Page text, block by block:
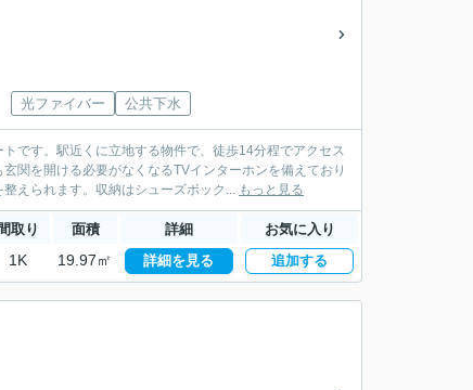
光ファイバー 公共下水
です。駅近くに立地する物件で、徒歩14分程でアクセス
関を開ける必要がなくなるTVインターホンを備えており
えられます。収納はシューズボック... もっと見る
間取り 面積 詳細 お気に入り
1K 19.97㎡ 詳細を見る 追加する